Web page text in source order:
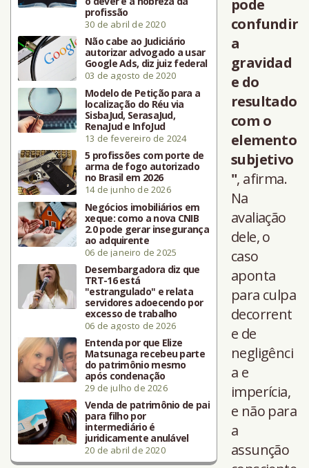
profissão
30 de abril de 2020
Não cabe ao Judiciário
autorizar advogado a usar
Google Ads, diz juiz federal
03 de agosto de 2020
Modelo de Petição para a
localização do Réu via
SisbaJud, SerasaJud,
RenaJud e InfoJud
13 de fevereiro de 2024
5 profissões com porte de
arma de fogo autorizado
no Brasil em 2026
14 de junho de 2026
Negócios imobiliários em
xeque: como a nova CNIB
2.0 pode gerar insegurança
ao adquirente
06 de janeiro de 2025
Desembargadora diz que
TRT-16 está
"estrangulado" e relata
servidores adoecendo por
excesso de trabalho
06 de agosto de 2026
Entenda por que Elize
Matsunaga recebeu parte
do patrimônio mesmo
após condenação
29 de julho de 2026
Venda de patrimônio de pai
para filho por
intermediário é
juridicamente anulável
20 de abril de 2020
pode
confundir
a
gravidad
e do
resultado
com o
elemento
subjetivo
", afirma.
Na
avaliação
dele, o
caso
aponta
para culpa
decorrent
e de
negligênci
a e
imperícia,
e não para
a
assunção